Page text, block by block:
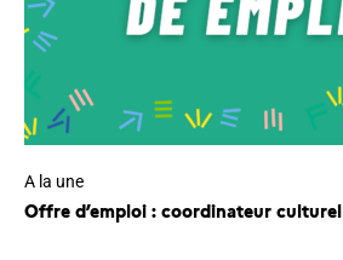
A la une
Offre d’emploi : coordinateur culturel